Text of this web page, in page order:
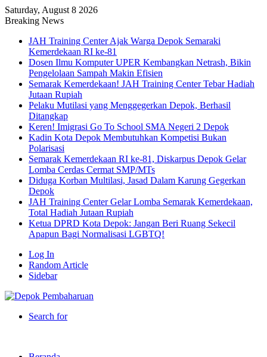
Saturday, August 8 2026
Breaking News
JAH Training Center Ajak Warga Depok Semaraki
Kemerdekaan RI ke-81
Dosen Ilmu Komputer UPER Kembangkan Netrash, Bikin
Pengelolaan Sampah Makin Efisien
Semarak Kemerdekaan! JAH Training Center Tebar Hadiah
Jutaan Rupiah
Pelaku Mutilasi yang Menggegerkan Depok, Berhasil
Ditangkap
Keren! Imigrasi Go To School SMA Negeri 2 Depok
Kadin Kota Depok Membutuhkan Kompetisi Bukan
Polarisasi
Semarak Kemerdekaan RI ke-81, Diskarpus Depok Gelar
Lomba Cerdas Cermat SMP/MTs
Diduga Korban Multilasi, Jasad Dalam Karung Gegerkan
Depok
JAH Training Center Gelar Lomba Semarak Kemerdekaan,
Total Hadiah Jutaan Rupiah
Ketua DPRD Kota Depok: Jangan Beri Ruang Sekecil
Apapun Bagi Normalisasi LGBTQ!
Log In
Random Article
Sidebar
Search for